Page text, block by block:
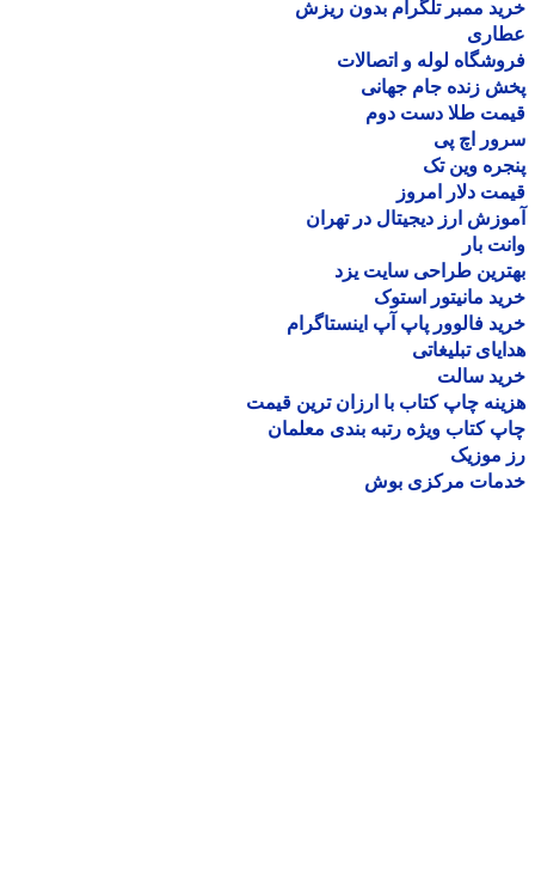
ممبر تلگرام بدون ریزش
لوله و اتصالات
زنده جام جهانی
طلا دست دوم
اچ پی
وین تک
دلار امروز
ارز دیجیتال در تهران
بار
طراحی سایت یزد
مانیتور استوک
فالوور پاپ آپ اینستاگرام
تبلیغاتی
سالت
چاپ کتاب با ارزان ترین قیمت
کتاب ویژه رتبه بندی معلمان
موزیک
مرکزی بوش